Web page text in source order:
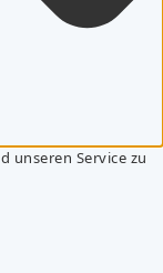
unseren Service zu